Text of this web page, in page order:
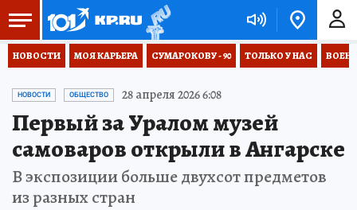
НОВОСТИ МОЯ КАРЬЕРА СУМАРОКОВУ - 90 ТОЛЬКО У НАС
НОВОСТИ ОБЩЕСТВО 28 апреля 2026 6:08
Первый за Уралом музей
самоваров открыли в Ангарске
В экспозиции больше двухсот предметов
из разных стран